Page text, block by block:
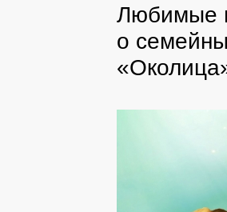
Любимые
о